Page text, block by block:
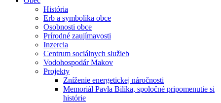
História
Erb a symbolika obce
Osobnosti obce
Prírodné zaujímavosti
Inzercia
Centrum sociálnych služieb
Vodohospodár Makov
Projekty
Zníženie energetickej náročnosti
Memoriál Pavla Bilíka, spoločné pripomenutie si
histórie